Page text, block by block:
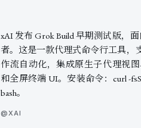
xAI 发布 Grok Build 早期测试版，面
者。这是一款代理式命令行工具，
作流自动化，集成原生子代理视图
和全屏终端 UI。安装命令：curl -
bash。
@XAI